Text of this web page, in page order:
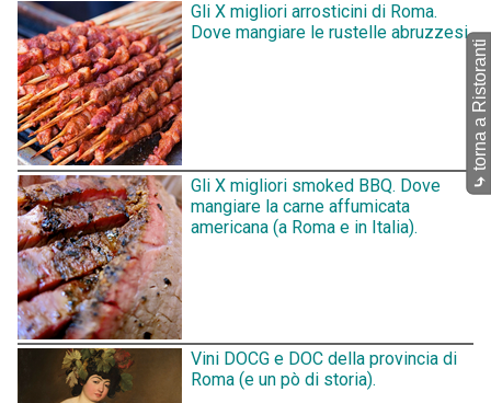
Gli X migliori arrosticini di Roma.
Dove mangiare le rustelle abruzzesi.
Gli X migliori smoked BBQ. Dove
mangiare la carne affumicata
americana (a Roma e in Italia).
Vini DOCG e DOC della provincia di
Roma (e un pò di storia).
⤷
torna a Ristoranti